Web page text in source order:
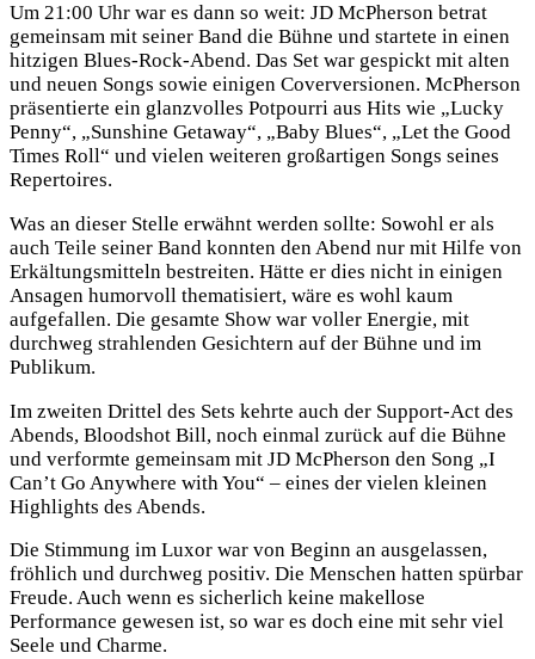
Um 21:00 Uhr war es dann so weit: JD McPherson betrat
gemeinsam mit seiner Band die Bühne und startete in einen
hitzigen Blues-Rock-Abend. Das Set war gespickt mit alten
und neuen Songs sowie einigen Coverversionen. McPherson
präsentierte ein glanzvolles Potpourri aus Hits wie „Lucky
Penny“, „Sunshine Getaway“, „Baby Blues“, „Let the Good
Times Roll“ und vielen weiteren großartigen Songs seines
Repertoires.
Was an dieser Stelle erwähnt werden sollte: Sowohl er als
auch Teile seiner Band konnten den Abend nur mit Hilfe von
Erkältungsmitteln bestreiten. Hätte er dies nicht in einigen
Ansagen humorvoll thematisiert, wäre es wohl kaum
aufgefallen. Die gesamte Show war voller Energie, mit
durchweg strahlenden Gesichtern auf der Bühne und im
Publikum.
Im zweiten Drittel des Sets kehrte auch der Support-Act des
Abends, Bloodshot Bill, noch einmal zurück auf die Bühne
und verformte gemeinsam mit JD McPherson den Song „I
Can’t Go Anywhere with You“ – eines der vielen kleinen
Highlights des Abends.
Die Stimmung im Luxor war von Beginn an ausgelassen,
fröhlich und durchweg positiv. Die Menschen hatten spürbar
Freude. Auch wenn es sicherlich keine makellose
Performance gewesen ist, so war es doch eine mit sehr viel
Seele und Charme.